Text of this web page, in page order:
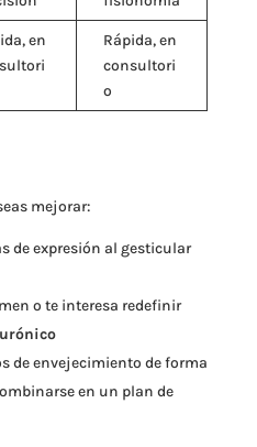
en
Rápida, en
consultori
o
mejorar:
de expresión al gesticular
o te interesa redefinir
de envejecimiento de forma
en un plan de